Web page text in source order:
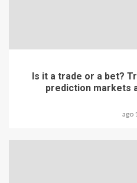
Is it a trade or a bet?
prediction markets